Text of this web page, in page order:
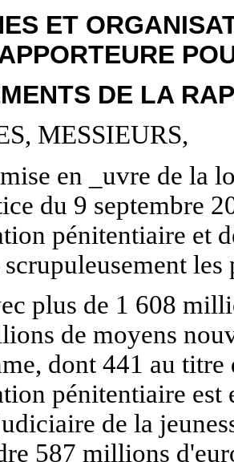
ET
DE LA
MESSIEURS,
en _uvre de la
du 9 septembre
pénitentiaire et
scrupuleusement
plus de 1 608
de moyens
dont 441 au
pénitentiaire est
de la
587 millions